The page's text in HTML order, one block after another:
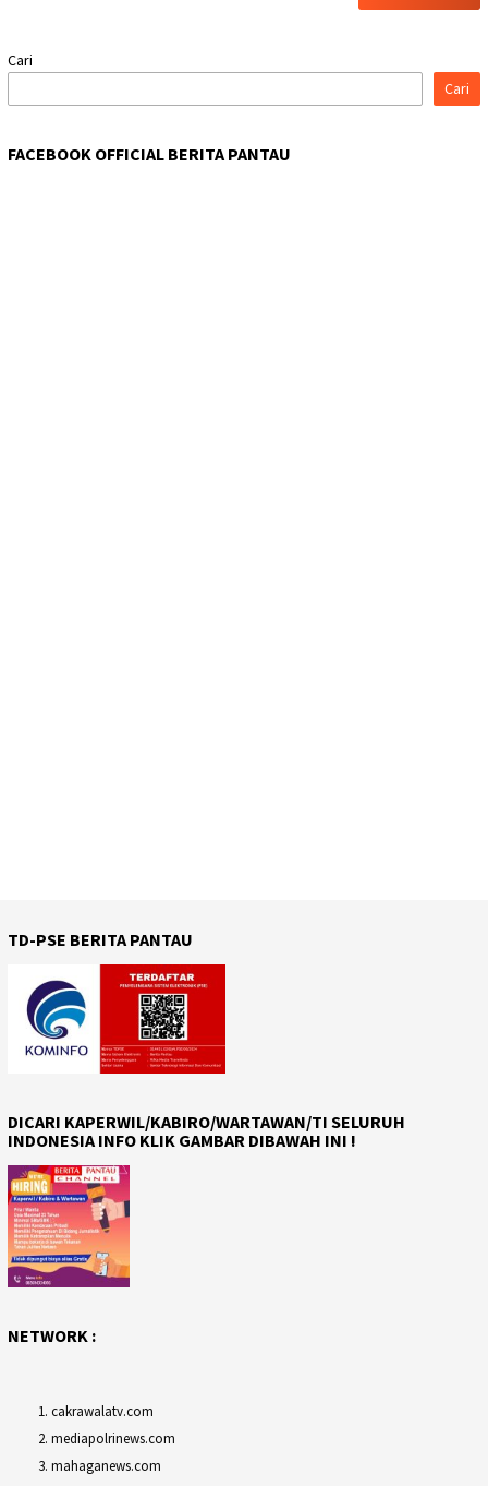
Cari
Cari
FACEBOOK OFFICIAL BERITA PANTAU
TD-PSE BERITA PANTAU
DICARI KAPERWIL/KABIRO/WARTAWAN/TI SELURUH
INDONESIA INFO KLIK GAMBAR DIBAWAH INI !
NETWORK :
cakrawalatv.com
mediapolrinews.com
mahaganews.com